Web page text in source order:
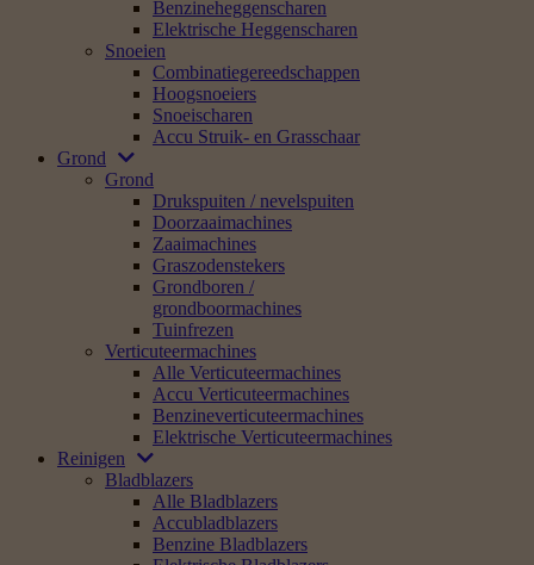
Benzineheggenscharen
Elektrische Heggenscharen
Snoeien
Combinatiegereedschappen
Hoogsnoeiers
Snoeischaren
Accu Struik- en Grasschaar
Grond
Grond
Drukspuiten / nevelspuiten
Doorzaaimachines
Zaaimachines
Graszodenstekers
Grondboren /
grondboormachines
Tuinfrezen
Verticuteermachines
Alle Verticuteermachines
Accu Verticuteermachines
Benzineverticuteermachines
Elektrische Verticuteermachines
Reinigen
Bladblazers
Alle Bladblazers
Accubladblazers
Benzine Bladblazers